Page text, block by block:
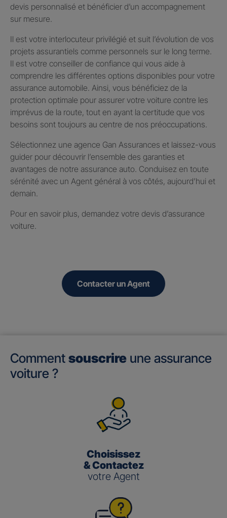
devis personnalisé et bénéficier d’un accompagnement
sur mesure.
Il est votre interlocuteur privilégié et suit l’évolution de vos
projets assurantiels comme personnels sur le long terme.
Il est votre conseiller de confiance qui vous aide à
comprendre les différentes options disponibles pour votre
assurance automobile. Ainsi, vous bénéficiez de la
protection optimale pour assurer votre voiture contre les
imprévus de la route, tout en ayant la certitude que vos
besoins sont toujours au centre de nos préoccupations.
Sélectionnez une agence Gan Assurances et laissez-vous
guider pour découvrir l’ensemble des garanties et
avantages de notre assurance auto. Conduisez en toute
sérénité avec un Agent général à vos côtés, aujourd’hui et
demain.
Pour en savoir plus, demandez votre devis d’assurance
voiture.
Contacter un Agent
Comment souscrire une assurance
voiture ?
Choisissez
& Contactez
votre Agent